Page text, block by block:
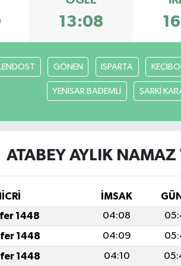
13:08
GÖNEN ISPARTA
YENİSAR BADEMLİ ŞARKİ
ATABEY AYLIK NAMAZ
İMSAK
1448 04:08
1448 04:09
1448 04:10